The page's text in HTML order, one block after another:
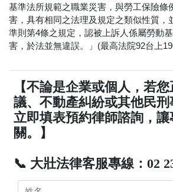
基準法所規範之職業災害，與勞工保險條
害，具有相同之法理及規定之類似性質，
準則第4條之規定，認被上訴人係屬勞動
害，於法並無違誤。」(最高法院92台上
【不論是企業或個人，若
議、不動產糾紛或其他民
立即填表預約律師諮詢，
關。】
📞 大壯法律客服專線：02